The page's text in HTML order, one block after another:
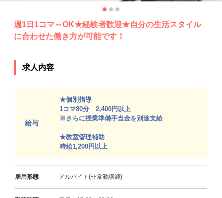
週1日1コマ～OK★経験者歓迎★自分の生活スタイル
に合わせた働き方が可能です！
求人内容
給与
★個別指導
1コマ80分 2,400円以上
※さらに授業準備手当金を別途支給
★教室管理補助
時給1,200円以上
雇用形態 アルバイト(非常勤講師)